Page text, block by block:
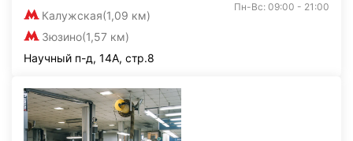
Калужская(1,09 км)
Зюзино(1,57 км)
Пн-Вс: 09:00 - 21:00
Научный п-д, 14А, стр.8